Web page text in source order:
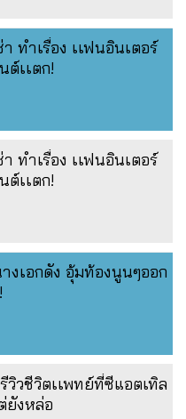
ทำเรื่อง เเฟนอินเตอร์
ต์เเตก!
ทำเรื่อง เเฟนอินเตอร์
ต์เเตก!
งเอกดัง อุ้มท้องนูนๆออก
วชีวิตเเพทย์ที่ซีแอตเทิล
ยังหล่อ